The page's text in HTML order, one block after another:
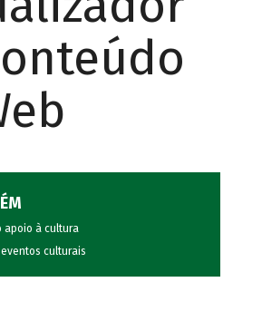
apoio à cultura
culturais